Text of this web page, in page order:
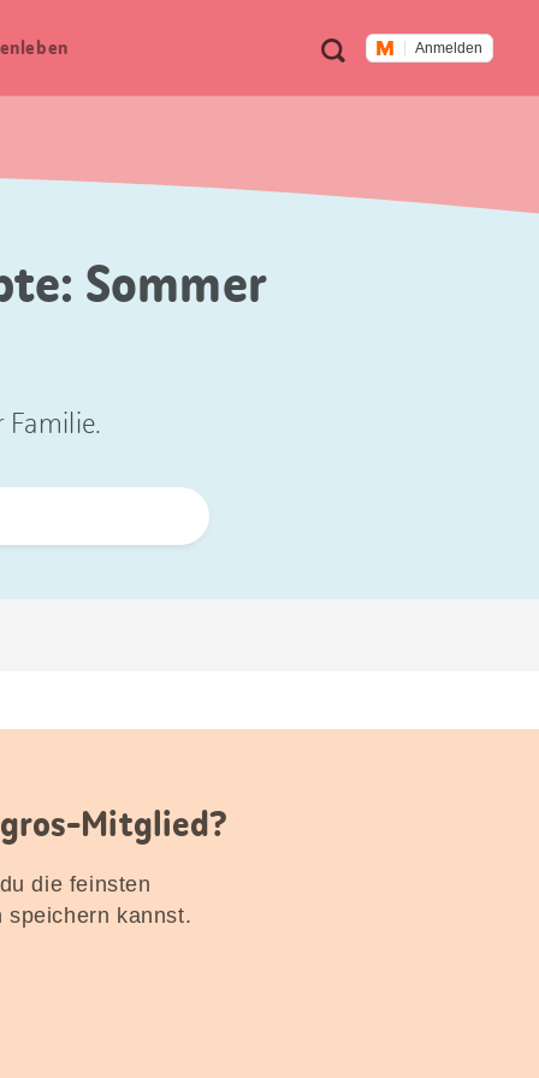
Meta
Navigation
Suche Anmelden
Sommer
Familie.
Mitglied?
die feinsten
speichern kannst.